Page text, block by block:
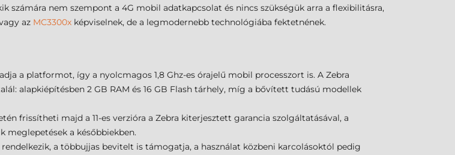
nem szempont a 4G mobil adatkapcsolat és nincs szükségük arra a flexibilitásra,
az MC3300x képviselnek, de a legmodernebb technológiába fektetnének.
a platformot, így a nyolcmagos 1,8 Ghz-es órajelű mobil processzort is. A Zebra
alapkiépítésben 2 GB RAM és 16 GB Flash tárhely, míg a bővített tudású modellek
frissítheti majd a 11-es verzióra a Zebra kiterjesztett garancia szolgáltatásával, a
meglepetések a későbbiekben.
a többujjas bevitelt is támogatja, a használat közbeni karcolásoktól pedig